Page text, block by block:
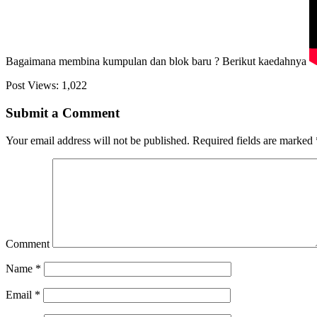
Bagaimana membina kumpulan dan blok baru ? Berikut kaedahnya
Post Views: 1,022
Submit a Comment
Your email address will not be published. Required fields are marked
Comment
Name *
Email *